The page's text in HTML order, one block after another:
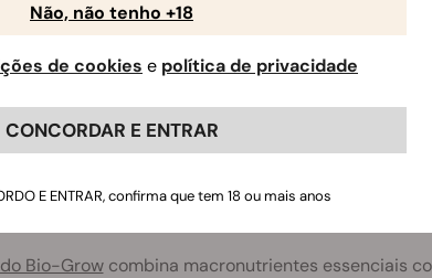
passado um dia da preparação. Aplique para
antes de estas desenvolverem as suas
Quaisquer outros produtos fertilizantes de canábis
Bio-Growcombina macronutrientes essenciais
Não, não tenho +18
de cookies e política de privacidade
CONCORDAR E ENTRAR
E ENTRAR, confirma que tem 18 ou mais anos